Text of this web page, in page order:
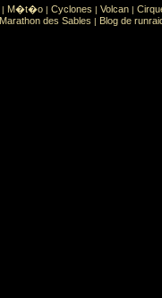
extr�mes
| M�t�o | Cyclones | Volcan |
Marathon des Sables | Blog de